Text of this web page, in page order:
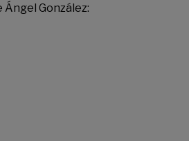
González: